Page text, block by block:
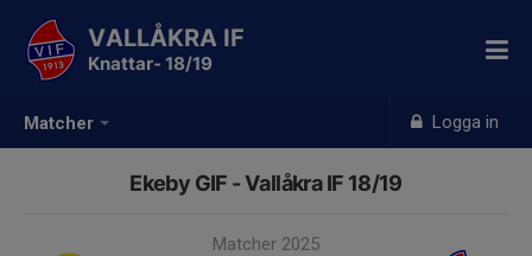
Matcher Logga in
VALLÅKRA IF
Knattar- 18/19
Ekeby GIF - Vallåkra IF 18/19
Matcher 2025